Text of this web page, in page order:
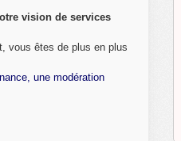
vision de services
vous êtes de plus en plus
une modération